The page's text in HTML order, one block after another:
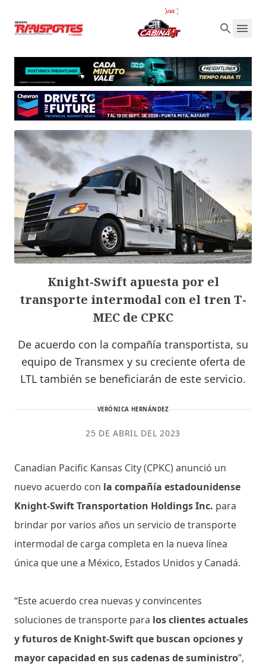
Knight-Swift apuesta por el
transporte intermodal con el tren T-
MEC de CPKC
De acuerdo con la compañía transportista, su
equipo de Transmex y su creciente oferta de
LTL también se beneficiarán de este servicio.
VERÓNICA HERNÁNDEZ
25 DE ABRIL DEL 2023
Canadian Pacific Kansas City (CPKC) anunció un
nuevo acuerdo con la compañía estadounidense
Knight-Swift Transportation Holdings Inc. para
brindar por varios años un servicio de transporte
intermodal de carga completa en la nueva línea
única que une a México, Estados Unidos y Canadá.
“Este acuerdo crea nuevas y convincentes
soluciones de transporte para los clientes actuales
y futuros de Knight-Swift que buscan opciones y
mayor capacidad en sus cadenas de suministro”,